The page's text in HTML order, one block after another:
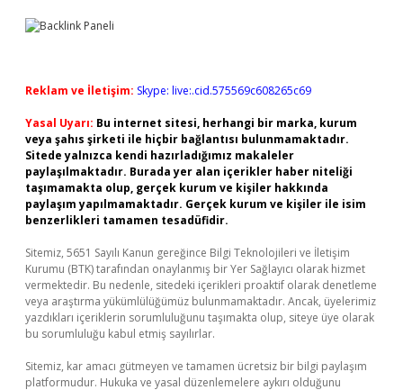
Reklam ve İletişim: Skype: live:.cid.575569c608265c69
Yasal Uyarı: Bu internet sitesi, herhangi bir marka, kurum
veya şahıs şirketi ile hiçbir bağlantısı bulunmamaktadır.
Sitede yalnızca kendi hazırladığımız makaleler
paylaşılmaktadır. Burada yer alan içerikler haber niteliği
taşımamakta olup, gerçek kurum ve kişiler hakkında
paylaşım yapılmamaktadır. Gerçek kurum ve kişiler ile isim
benzerlikleri tamamen tesadüfidir.
Sitemiz, 5651 Sayılı Kanun gereğince Bilgi Teknolojileri ve İletişim
Kurumu (BTK) tarafından onaylanmış bir Yer Sağlayıcı olarak hizmet
vermektedir. Bu nedenle, sitedeki içerikleri proaktif olarak denetleme
veya araştırma yükümlülüğümüz bulunmamaktadır. Ancak, üyelerimiz
yazdıkları içeriklerin sorumluluğunu taşımakta olup, siteye üye olarak
bu sorumluluğu kabul etmiş sayılırlar.
Sitemiz, kar amacı gütmeyen ve tamamen ücretsiz bir bilgi paylaşım
platformudur. Hukuka ve yasal düzenlemelere aykırı olduğunu